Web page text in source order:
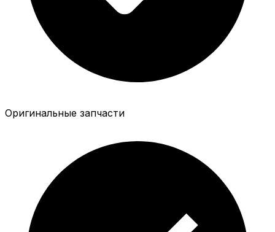
Оригинальные запчасти